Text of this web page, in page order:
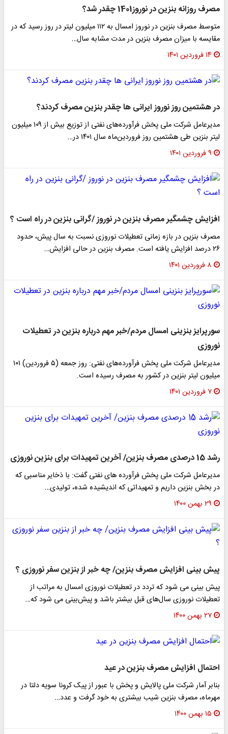
مصرف روزانه بنزین در نوروز1401 چقدر شد؟
متوسط مصرف بنزین در نوروز امسال به ۱۱۲ میلیون لیتر در روز رسید که در
مقایسه با میزان مصرف بنزین در مدت مشابه سال…
۱۴ فروردین ۱۴۰۱
در هشتمین روز نوروز ایرانی ها چقدر بنزین مصرف کردند؟
مدیرعامل شرکت ملی پخش فرآورده‌های نفتی از توزیع بیش از ۱۰۹ میلیون
لیتر بنزین طی هشتمین روز فروردین‌ماه سال ۱۴۰۱ در…
۹ فروردین ۱۴۰۱
افزایش چشمگیر مصرف بنزین در نوروز /گرانی بنزین در راه است ؟
مصرف بنزین در بازه زمانی تعطیلات نوروزی نسبت به سال پیش، حدود
۲۶ درصد افزایش یافته است. مصرف بنزین در حالی افزایش…
۸ فروردین ۱۴۰۱
سورپرایز بنزینی امسال مردم/خبر مهم درباره بنزین در تعطیلات
نوروزی
مدیرعامل شرکت ملی پخش فرآورده‌های نفتی: روز جمعه (۵ فروردین) ۱۰۱
میلیون لیتر بنزین در کشور به مصرف رسیده است.
۷ فروردین ۱۴۰۱
رشد 15 درصدی مصرف بنزین/ آخرین تمهیدات برای بنزین نوروزی
مدیرعامل شرکت ملی پخش فرآورده های نفتی گفت: با ذخایر مناسبی که
در بخش بنزین داریم و تمهیداتی که اندیشیده شده، تولیدی…
۲۹ بهمن ۱۴۰۰
پیش بینی افزایش مصرف بنزین/ چه خبر از بنزین سفر نوروزی ؟
پیش بینی می شود که تردد در تعطیلات نوروزی امسال به مراتب از
تعطیلات نوروزی سال‌های قبل بیشتر باشد و پیش‌بینی می شود که…
۲۷ بهمن ۱۴۰۰
احتمال افزایش مصرف بنزین در عید
بنابر آمار شرکت ملی پالایش و پخش با عبور از پیک کرونا سویه دلتا در
مهرماه، مصرف بنزین شیب بیشتری به خود گرفت و عدد…
۱۵ بهمن ۱۴۰۰